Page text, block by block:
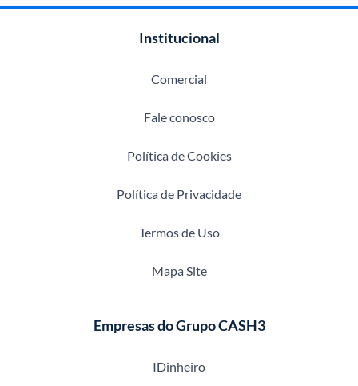
Institucional
Comercial
Fale conosco
Política de Cookies
Política de Privacidade
Termos de Uso
Mapa Site
Empresas do Grupo CASH3
IDinheiro